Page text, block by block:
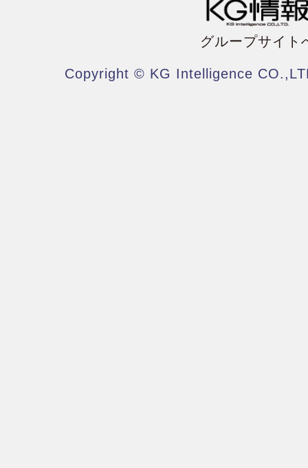
グループサイト
Copyright © KG Intelligence